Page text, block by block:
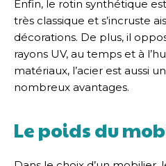
Enfin, le rotin synthétique
très classique et s’incruste
décorations. De plus, il
rayons UV, au temps et à
matériaux, l’acier est aussi
nombreux avantages.
Le poids du